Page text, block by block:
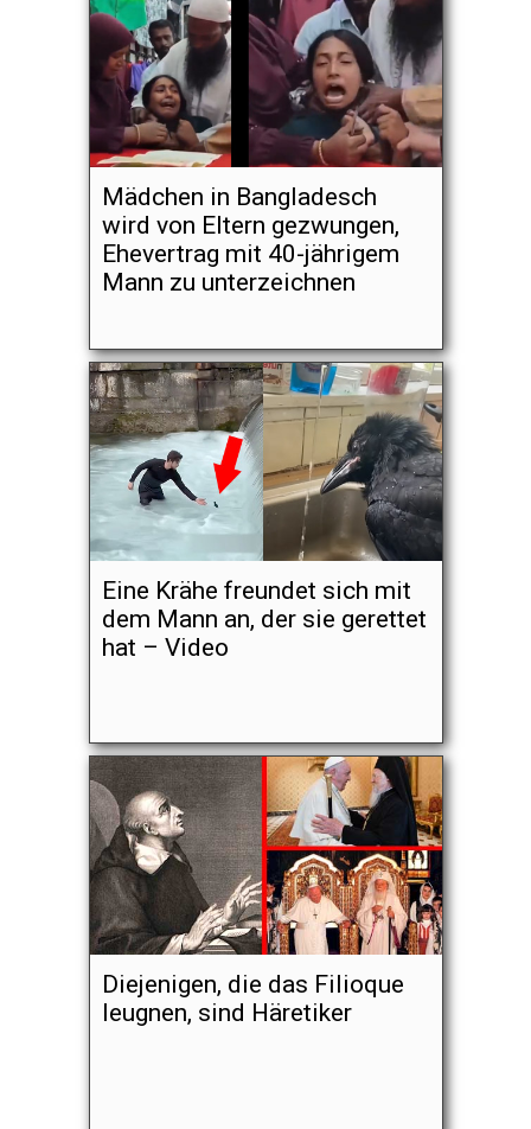
Mädchen in Bangladesch
wird von Eltern gezwungen,
Ehevertrag mit 40-jährigem
Mann zu unterzeichnen
Eine Krähe freundet sich mit
dem Mann an, der sie gerettet
hat – Video
Diejenigen, die das Filioque
leugnen, sind Häretiker